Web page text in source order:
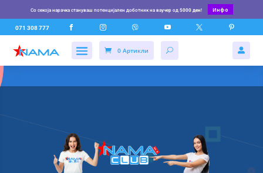
Со секоја нарачка стануваш потенцијален доботник на ваучер од 5000 ден! Инфо
071 308 777      
0 Артикли 